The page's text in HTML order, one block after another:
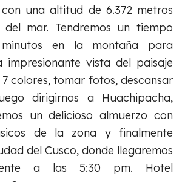
una altitud de 6.372 metros
mar. Tendremos un tiempo
en la montaña para
vista del paisaje
colores, tomar fotos, descansar
dirigirnos a Huachipacha,
un delicioso almuerzo con
de la zona y finalmente
del Cusco, donde llegaremos
a las 5:30 pm. Hotel